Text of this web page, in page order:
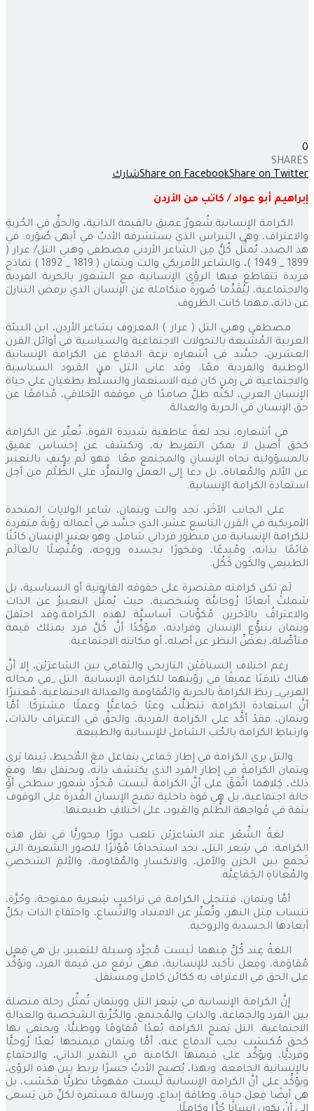
0
SHARES
Share on FacebookShare on Twitter شارك
إبراهيم أبو عواد / كاتب من الأردن
الكرامة الإنسانية شُعورٌ عميق بالقيمة الذاتية، والحقِّ في الحُريةِ
والاعتراف، وهي النبراس الذي يستشرفه الأدبُ في أبهى صُوَره. في
هذ الصدد، يُمثِّل كُلٌّ مِن الشاعر الأردني مصطفى وهبي التل/ عرار (
1899 _ 1949 )، والشاعر الأمريكي والت ويتمان ( 1819 _ 1892 ) نماذج
فريدة تتقاطع فيها الرؤى الإنسانية مع الشعور بالحرية الفردية
والاجتماعية، لِيُقَدِّما صُورةً متكاملة عن الإنسان الذي يرفض التنازلَ
عن ذاته، مهما كانت الظروف.
مصطفى وهبي التل ( عرار ) المعروف بشاعر الأردن، ابن البيئة
العربية المُشْبعة بالتحولات الاجتماعية والسياسية في أوائل القرن
العشرين، جسَّد في أشعاره نزعة الدفاع عن الكرامة الإنسانية
الوطنية والفردية معًا. وقد عانى التل من القيود السياسية
والاجتماعية في زمن كان فيه الاستعمار والتسلُّط يطغيان على حياة
الإنسان العربي، لكنَّه ظلَّ صامدًا في موقفه الأخلاقي، مُدافعًا عن
حق الإنسان في الحرية والعدالة.
في أشعاره، نجد لغةً عاطفية شديدة القوة، تُعبِّر عن الكرامة
كحق أصيل لا يمكن التفريط به، وتكشف عن إحساس عميق
بالمسؤولية تجاه الإنسانِ والمجتمع معًا. فهو لَم يكتفِ بالتعبير
عن الألم والمُعاناة، بل دعا إلى العمل والتمرُّد على الظُّلْم من أجل
استعادة الكرامة الإنسانية.
على الجانب الآخَر، نجد والت ويتمان، شاعر الولايات المتحدة
الأمريكية في القرن التاسع عشر، الذي جسَّد في أعماله رؤيةً متفردة
للكرامة الإنسانية من منظور فرداني شامل. وهو يعتبر الإنسان كائنًا
قائمًا بذاته، ومُبدعًا، وفخورًا بجسده وروحه، ومُتَّصِلًا بالعالَم
الطبيعي والكَون كَكُل.
لَم تكن كرامته مقتصرة على حقوقه القانونية أو السياسية، بل
شملتْ أبعادًا رُوحانيَّة وشخصية، حيث يُمثِّل التعبيرُ عن الذات
والاعترافُ بالآخرين مُكوِّنات أساسيَّة لهذه الكرامة.وقد احتفلَ
ويتمان بتنوُّع الإنسان وفرادته، مؤكِّدًا أنَّ كُلَّ فرد يمتلك قيمة
متأصِّلة، بغضِّ النظر عن أصله، أو مكانته الاجتماعية.
رغم اختلاف السياقَيْن التاريخي والثقافي بين الشاعرَيْن، إلا أنَّ
هناك تلاقيًا عميقًا في رؤيتهما للكرامة الإنسانية. التل _في مجاله
العربي_ ربطَ الكرامةَ بالحرية والمُقاومة والعدالة الاجتماعية، مُعتبرًا
أنَّ استعادة الكرامة تتطلَّب وعيًا جَماعيًّا وعملًا مشتركًا. أمَّا
ويتمان، فقدْ أكَّد على الكرامة الفردية، والحقِّ في الاعتراف بالذات،
وارتباطِ الكرامة بالحُب الشامل للإنسانية والطبيعة.
والتل يرى الكرامة في إطار جَماعي يتفاعل معَ المُحيط، بَينما يَرى
ويتمان الكرامةَ في إطار الفرد الذي يكتشف ذاته، ويحتفل بها. ومعَ
ذلك، كِلاهما اتَّفَقَ على أنَّ الكرامة لَيست مُجرَّد شعور سطحي أوْ
حالة اجتماعية، بل هي قوة داخلية تمنح الإنسانَ القُدرةَ على الوقوف
بثقة في مُواجهة الظُّلم والقيود، على اختلافِ طبيعتها.
لغةُ الشِّعْر عند الشاعرَيْن تلعب دورًا مِحوريًّا في نقل هذه
الكرامة. في شِعر التل، نجد استخدامًا مُؤثِّرًا للصور الشعرية التي
تَجمع بين الحزن والأمل، والانكسارِ والمُقاومة، والألمِ الشخصي
والمُعاناةِ الجَمَاعِيَّة.
أمَّا ويتمان، فتتجلى الكرامة في تراكيب شِعرية مفتوحة، وحُرَّة،
تنساب مِثل النهر، وتُعبِّر عن الامتداد والاتِّساع، واحتفاءِ الذات بكلِّ
أبعادها الجسدية والروحية.
اللغةُ عِند كُلٍّ مِنهما لَيست مُجرَّد وسيلة للتعبير، بل هي فِعل
مُقاوَمة، وفِعل تأكيد للإنسانية، فهي تَرفع من قيمة الفرد، وتؤكِّد
على الحق في الاعتراف به ككائن كامل ومستقل.
إنَّ الكرامة الإنسانية في شِعر التل وويتمان تُمثِّل رحلة متصلة
بين الفرد والجماعة، والذاتِ والمُجتمع، والحُرِّيةِ الشخصية والعدالةِ
الاجتماعية. التل يَمنح الكرامة بُعدًا مُقاومًا ووطنيًّا، ويحتفي بها
كحق مُكتسَب يجب الدفاع عنه، أمَّا ويتمان فيمنحها بُعدًا رُوحيًّا
وفرديًّا، ويؤكِّد على قيمتها الكامنة في التقدير الذاتي، والاحتفاءِ
بالإنسانية الجامعة. وبهذا، يُصبح الأدبُ جسرًا يربط بين هذه الرؤى،
ويؤكِّد على أنَّ الكرامة الإنسانية لَيست مفهومًا نظريًّا فَحَسْب، بل
هي أيضًا فِعل حياة، وطاقة إبداع، ورسالة مستمرة لكلِّ مَن يَسعى